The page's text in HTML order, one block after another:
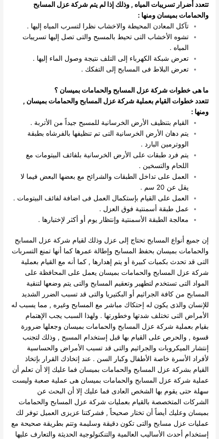
تتعدد أضرار تسريبات المياه , وذلك إذا لم يتم شركة عزل المسابح
والحمامات بميسان ومنها :
تآكل المعادن المحيطة والاخشاب نظرا لتسرب المياه إليها .
تشوه الأخشاب التى تحيط بالمسبح والتى تصل إليها تسريبات
المياه .
تعرض شبكة الكهرباء إلى التلف نتيجة وصول الماء إليها .
تعرض البلاط فى المسابح إلى التفكك .
ما هى خطوات شركة عزل المسابح والحمامات بميسان ؟
تتعدد خطوات القيام بعملية شركة عزل المسابح والحمامات بميسان ,
ومنها :
القيام بتنظيف الأرض الخرسانية للمسبح جيداً من الأتربة .
يتم دهان الأرض الخرسانية التى تم تنظيفها بالفرشاه بطبقة
الووترمين البارد .
يتم فرد طبقات على الأرض الخرسانية بلفائف البيتومات مع
اللحام والتسخين .
العمل على تداخل الطبقات والشرائح مع بعضها البعض فيما لا
يقل عن 20 سم .
العمل على القيام بإستكمال العمل فى اضافة لفائف البيتومات .
عمل طبقة أسمنتية فوق العزل .
معالجة الطبقة الأسمنتية وإنتظار يوم أو أكثر لإختبارها .
إن جميع أنواع المسابح تحتاج إلى عزل وذلك لقيام شركة عزل المسابح
والحمامات بميسان بحفظ المسابح وإطالة عمرها كما أنها تمنع التسربات
التى قد تحدث بكميات كبيرة أو يتم إهدارها , كما أنه مع القيام بعملية
شركة عزل المسابح والحمامات بميسان يعمل على المحافظة على
المواد التى تستخدم لتطهير وتعقيم المسابح والتى يتم وضعها لتنقية
المسابح من كافة الجراثيم أو البكتيريا والتى قد تسبب الضرر الشديد
للإنسان والذى يكون له إحتكاك مباشر مع المسابح وغيره , مما يسبب له
الأمراض التى تختلف شدتها وخطورتها . ولهذا السبب يجب الإهتمام
بقيام بعملية شركة عزل المسابح والحمامات بميسان وجعلها ضرورة
قسوة , والحرص على القيام بها قبل إستخدام المسبح , وذلك لتجنب
إنتشار الميكروبات والجراثيم والتى قد تسبب الأمراض والحساسية
لأفراد الأسرة خاصة الأطفال وكبار السن . عند إتخاذك القرار بإتخاذ
القيام بشركة عزل المسابح والحمامات بميسان فما عليك إلا أن تعلم أن
عملية شركة عزل المسابح والحمامات بميسان هى عملية صعبة وليست
سهلة حتى يقوم بها الشخص العادى فما عليك إلا أن البحث عن
الشركات المتخصصة بالقيام بعمليات شركة عزل المسابح والحمامات
بميسان وعليك أيضاً أن تختار صحيحاً , فشركتنا عزيزى العميل توفر لك
عمليات عزل مسابح والتى تكون دقيقة وسليمة وتتم بطريقة صحيحة مع
إستخدام أحدث الأساليب العالمية والتنكنولوجية الحديثة والتعارف عليها